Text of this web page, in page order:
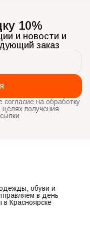
10%
и новости и
заказ
на обработку
получения
обуви и
в день
в Красноярске